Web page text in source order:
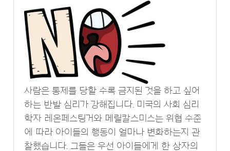
사람은 통제를 당할 수록 금지된 것을 하고 싶어
하는 반발 심리가 강해집니다. 미국의 사회 심리
학자 레온페스팅거와 메릴칼스미스는 위협 수준
에 따라 아이들의 행동이 얼마나 변화하는지 관
찰했습니다. 그들은 우선 아이들에게 한 상자의